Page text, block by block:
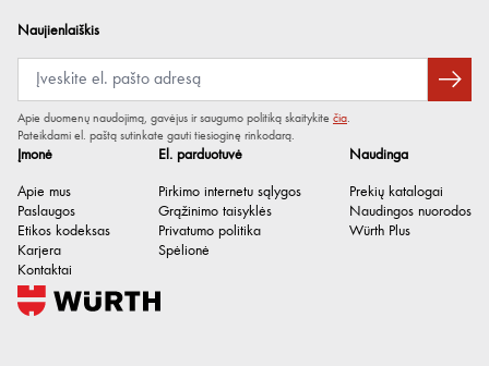
Įmonė
Apie mus
Paslaugos
Etikos kodeksas
Karjera
Kontaktai
El. parduotuvė
Pirkimo internetu sąlygos
Grąžinimo taisyklės
Privatumo politika
Spėlionė
Naudinga
Prekių katalogai
Naudingos nuorodos
Würth Plus
Naujienlaiškis
Apie duomenų naudojimą, gavėjus ir saugumo politiką skaitykite čia.
Pateikdami el. paštą sutinkate gauti tiesioginę rinkodarą.